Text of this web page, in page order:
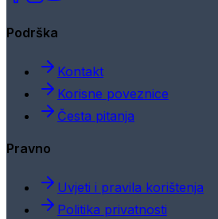
Podrška
Kontakt
Korisne poveznice
Česta pitanja
Pravno
Uvjeti i pravila korištenja
Politika privatnosti